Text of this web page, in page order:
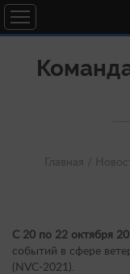
Главная /
С 20 по 22 октября
событий в сфере
(NVC-2021).